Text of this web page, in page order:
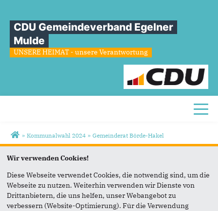
CDU Gemeindeverband Egelner
Mulde
UNSERE HEIMAT - unsere Verantwortung
Sie sind hier
» Kommunalwahl 2024 » Gemeinderat Börde-Hakel
UNSER KANDIDAT
Wir verwenden Cookies!
Diese Webseite verwendet Cookies, die notwendig sind, um die
Webseite zu nutzen. Weiterhin verwenden wir Dienste von
Drittanbietern, die uns helfen, unser Webangebot zu
verbessern (Website-Optimierung). Für die Verwendung